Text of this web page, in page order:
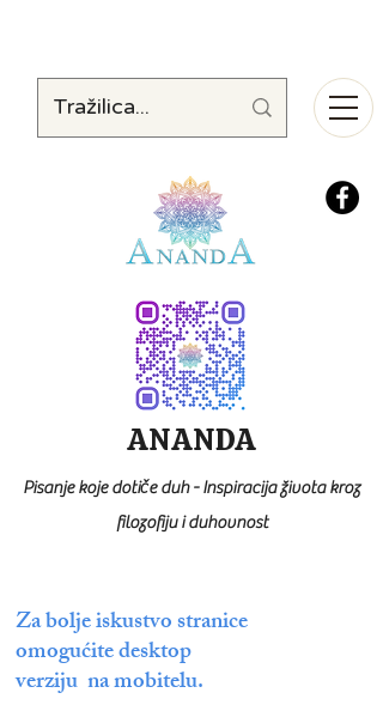
Za bolje iskustvo stranice
omogućite desktop
verziju na mobitelu.
ANANDA
Pisanje koje dotiče duh - Inspiracija života kroz
filozofiju i duhovnost